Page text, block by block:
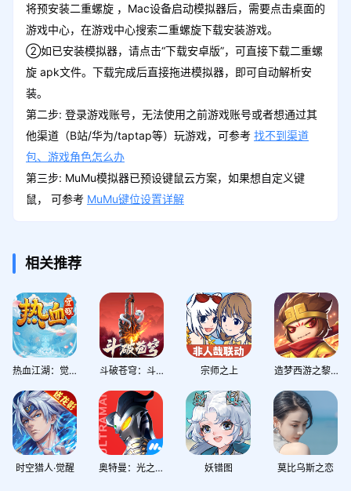
将预安装二重螺旋 ，Mac设备启动模拟器后，需要点击桌面的
游戏中心，在游戏中心搜索二重螺旋下载安装游戏。
②如已安装模拟器，请点击“下载安卓版”，可直接下载二重螺
旋 apk文件。下载完成后直接拖进模拟器，即可自动解析安
装。
第二步: 登录游戏账号，无法使用之前游戏账号或者想通过其
他渠道（B站/华为/taptap等）玩游戏，可参考 找不到渠道
包、游戏角色怎么办
第三步: MuMu模拟器已预设键鼠云方案，如果想自定义键
鼠， 可参考 MuMu键位设置详解
相关推荐
热血江湖：觉醒 斗破苍穹：斗帝之路 宗师之上 造梦西游之黎尤浩劫篇
时空猎人·觉醒 奥特曼：光之战士 妖错图 莫比乌斯之恋